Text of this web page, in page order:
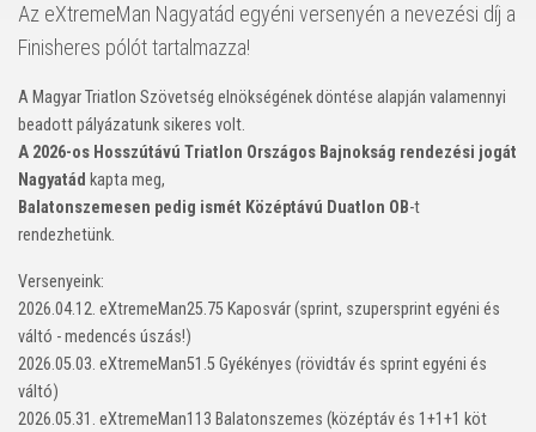
Az eXtremeMan Nagyatád egyéni versenyén a nevezési díj a
Finisheres pólót tartalmazza!
A Magyar Triatlon Szövetség elnökségének döntése alapján valamennyi
beadott pályázatunk sikeres volt.
A 2026-os Hosszútávú Triatlon Országos Bajnokság rendezési jogát
Nagyatád kapta meg,
Balatonszemesen pedig ismét Középtávú Duatlon OB-t
rendezhetünk.
Versenyeink:
2026.04.12. eXtremeMan25.75 Kaposvár (sprint, szupersprint egyéni és
váltó - medencés úszás!)
2026.05.03. eXtremeMan51.5 Gyékényes (rövidtáv és sprint egyéni és
váltó)
2026.05.31. eXtremeMan113 Balatonszemes (középtáv és 1+1+1 köt